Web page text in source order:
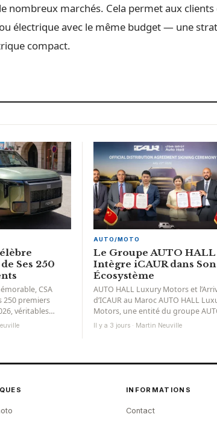
nombreux marchés. Cela permet aux clients
électrique avec le même budget — une
compact.
Ses 250
CSA
250 premiers
véritables
Leur...
AUTO/MOTO
Le Groupe AUTO HALL
Intègre iCAUR dans Son
Écosystème
AUTO HALL Luxury Motors et
d’ICAUR au Maroc AUTO HALL
Motors, une entité du groupe
HALL, a récemment officialisé...
Il y a 3 jours · Martin Neuville
INFORMATIONS
Contact